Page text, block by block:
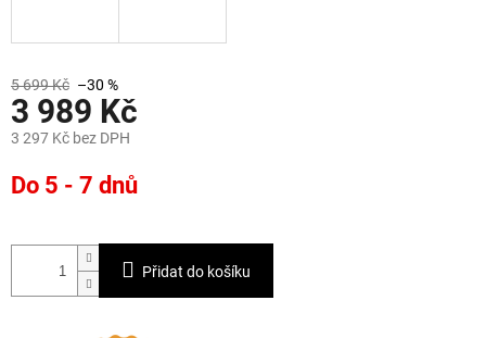
5 699 Kč –30 %
3 989 Kč
3 297 Kč bez DPH
cena:
Do 5 - 7 dnů
Přidat do košíku